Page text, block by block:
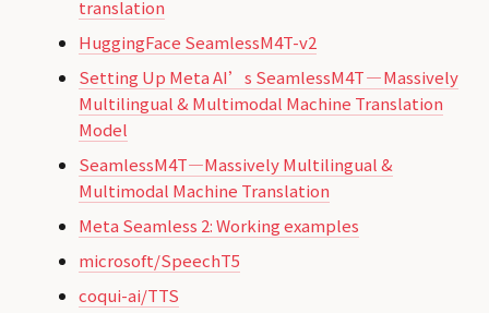
translation
HuggingFace SeamlessM4T-v2
Setting Up Meta AI’s SeamlessM4T — Massively
Multilingual & Multimodal Machine Translation
Model
SeamlessM4T—Massively Multilingual &
Multimodal Machine Translation
Meta Seamless 2: Working examples
microsoft/SpeechT5
coqui-ai/TTS